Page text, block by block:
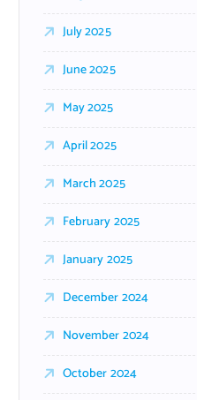
July 2025
June 2025
May 2025
April 2025
March 2025
February 2025
January 2025
December 2024
November 2024
October 2024